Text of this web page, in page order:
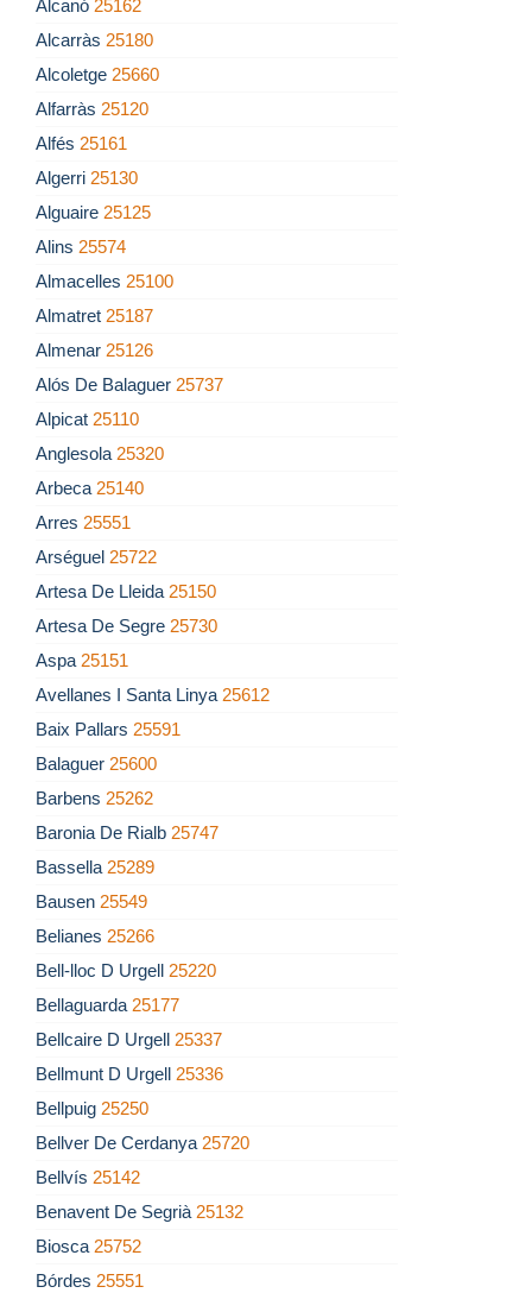
Alcanó 25162
Alcarràs 25180
Alcoletge 25660
Alfarràs 25120
Alfés 25161
Algerri 25130
Alguaire 25125
Alins 25574
Almacelles 25100
Almatret 25187
Almenar 25126
Alós De Balaguer 25737
Alpicat 25110
Anglesola 25320
Arbeca 25140
Arres 25551
Arséguel 25722
Artesa De Lleida 25150
Artesa De Segre 25730
Aspa 25151
Avellanes I Santa Linya 25612
Baix Pallars 25591
Balaguer 25600
Barbens 25262
Baronia De Rialb 25747
Bassella 25289
Bausen 25549
Belianes 25266
Bell-lloc D Urgell 25220
Bellaguarda 25177
Bellcaire D Urgell 25337
Bellmunt D Urgell 25336
Bellpuig 25250
Bellver De Cerdanya 25720
Bellvís 25142
Benavent De Segrià 25132
Biosca 25752
Bórdes 25551